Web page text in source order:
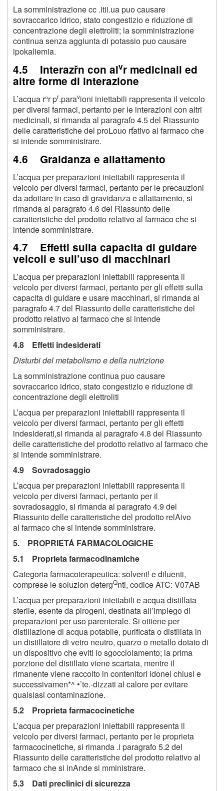
La somministrazione cc .itii.ua puo causare
sovraccarico idrico, stato congestizio e riduzione di
concentrazione degli elettroliti; la somministrazione
continua senza aggiunta di potassio puo causare
ipokaliemia.
4.5 Interazřn con alvr medicinali ed
altre forme di interazione
L’acqua r°r pr.paravioni iniettabili rappresenta il veicolo
per diversi farmaci, pertanto per le interazioni con altri
medicinali, si rimanda al paragrafo 4.5 del Riassunto
delle caratteristiche del proLouo rťativo al farmaco che
si intende somministrare.
4.6 Graidanza e allattamento
L’acqua per preparazioni iniettabili rappresenta il
veicolo per diversi farmaci, pertanto per le precauzioni
da adottare in caso di gravidanza e allattamento, si
rimanda al paragrafo 4.6 del Riassunto delle
caratteristiche del prodotto relativo al farmaco che si
intende somministrare.
4.7 Effetti sulla capacita di guidare
veicoli e sull’uso di macchinari
L’acqua per preparazioni iniettabili rappresenta il
veicolo per diversi farmaci, pertanto per gli effetti sulla
capacita di guidare e usare macchinari, si rimanda al
paragrafo 4.7 del Riassunto delle caratteristiche del
prodotto relativo al farmaco che si intende
somministrare.
4.8 Effetti indesiderati
Disturbi del metabolismo e della nutrizione
La somministrazione continua puo causare
sovraccarico idrico, stato congestizio e riduzione di
concentrazione degli elettroliti
L’acqua per preparazioni iniettabili rappresenta il
veicolo per diversi farmaci, pertanto per gli effetti
indesiderati,si rimanda al paragrafo 4.8 del Riassunto
delle caratteristiche del prodotto relativo al farmaco che
si intende somministrare.
4.9 Sovradosaggio
L’acqua per preparazioni iniettabili rappresenta il
veicolo per diversi farmaci, pertanto per il
sovradosaggio, si rimanda al paragrafo 4.9 del
Riassunto delle caratteristiche del prodotto relAivo
al farmaco che si intende somministrare.
5. PROPRIETÁ FARMACOLOGICHE
5.1 Proprieta farmacodinamiche
Categoria farmacoterapeutica: solvent! e diluenti,
comprese le soluzion detergQnti, codice ATC: V07AB
L’acqua per preparazioni iniettabili e acqua distillata
sterile, esente da pirogeni, destinata all’impiego di
preparazioni per uso parenterale. Si ottiene per
distillazione di acqua potabile, purificata o distillata in
un distillatore di vetro neutro, quarzo o metallo dotato di
un dispositivo che eviti lo sgocciolamento; la prima
porzione del distillato viene scartata, mentre il
rimanente viene raccolto in contenitori idonei chiusi e
successivamen*^ •’te.-dizzati al calore per evitare
qualsiasi contaminazione.
5.2 Proprieta farmacocinetiche
L’acqua per preparazioni iniettabili rappresenta il
veicolo per diversi farmaci, pertanto per le proprieta
farmacocinetiche, si rimanda .i paragrafo 5.2 del
Riassunto delle caratteristiche del prodotto relativo al
farmaco che si inAnde si mministrare.
5.3 Dati preclinici di sicurezza